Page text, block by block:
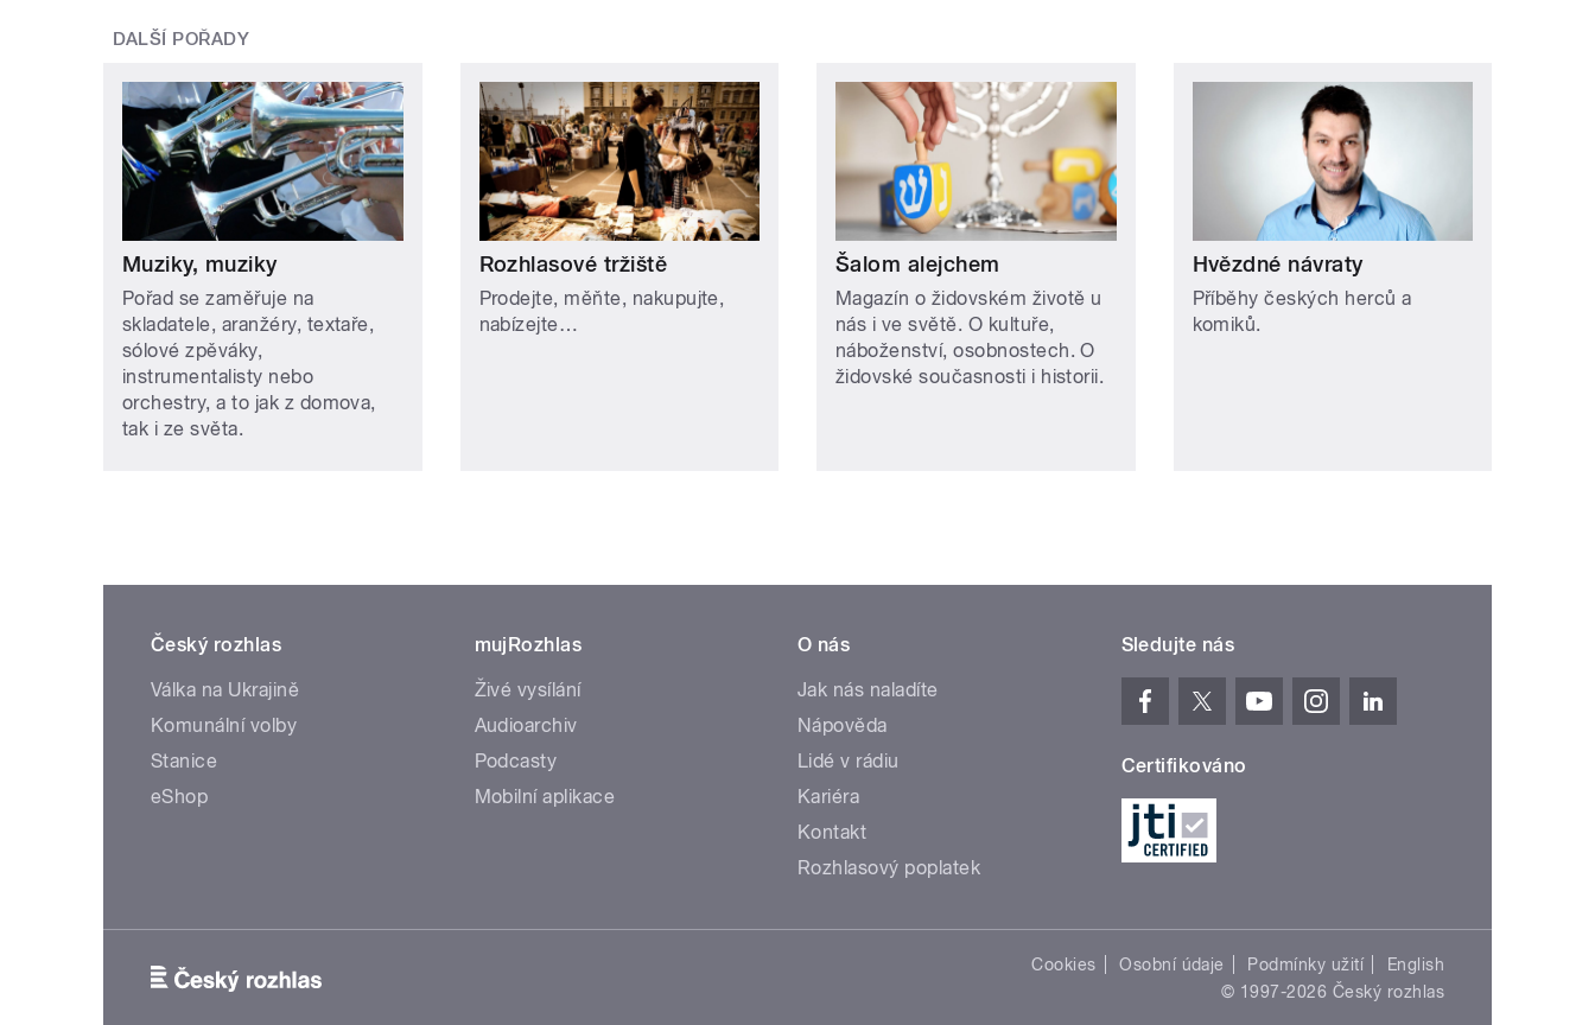
DALŠÍ POŘADY
Muziky, muziky
Pořad se zaměřuje na
skladatele, aranžéry, textaře,
sólové zpěváky,
instrumentalisty nebo
orchestry, a to jak z domova,
tak i ze světa.
Rozhlasové tržiště
Prodejte, měňte, nakupujte,
nabízejte…
Šalom alejchem
Magazín o židovském životě u
nás i ve světě. O kultuře,
náboženství, osobnostech. O
židovské současnosti i historii.
Hvězdné návraty
Příběhy českých herců a
komiků.
Český rozhlas
Válka na Ukrajině
Komunální volby
Stanice
eShop
mujRozhlas
Živé vysílání
Audioarchiv
Podcasty
Mobilní aplikace
O nás
Jak nás naladíte
Nápověda
Lidé v rádiu
Kariéra
Kontakt
Rozhlasový poplatek
Sledujte nás
Certifikováno
Cookies Osobní údaje Podmínky užití
English
© 1997-2026 Český rozhlas